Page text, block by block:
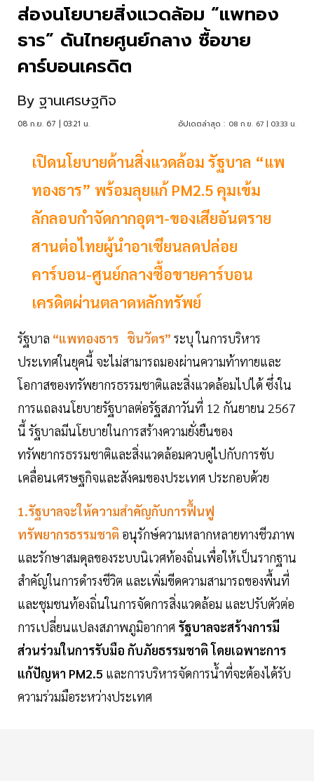
ส่องนโยบายสิ่งแวดล้อม “แพทอง
ธาร” ดันไทยศูนย์กลาง ซื้อขาย
คาร์บอนเครดิต
By ฐานเศรษฐกิจ
08 ก.ย. 67 | 03:21 น. อัปเดตล่าสุด : 08 ก.ย. 67 | 03:33 น.
เปิดนโยบายด้านสิ่งแวดล้อม รัฐบาล “แพ
ทองธาร” พร้อมลุยแก้ PM2.5 คุมเข้ม
ลักลอบกำจัดกากอุตฯ-ของเสียอันตราย
สานต่อไทยผู้นำอาเซียนลดปล่อย
คาร์บอน-ศูนย์กลางซื้อขายคาร์บอน
เครดิตผ่านตลาดหลักทรัพย์
รัฐบาล “แพทองธาร ชินวัตร” ระบุ ในการบริหาร
ประเทศในยุคนี้ จะไม่สามารถมองผ่านความท้าทายและ
โอกาสของทรัพยากรธรรมชาติและสิ่งแวดล้อมไปได้ ซึ่งใน
การแถลงนโยบายรัฐบาลต่อรัฐสภาวันที่ 12 กันยายน 2567
นี้ รัฐบาลมีนโยบายในการสร้างความยั่งยืนของ
ทรัพยากรธรรมชาติและสิ่งแวดล้อมควบคู่ไปกับการขับ
เคลื่อนเศรษฐกิจและสังคมของประเทศ ประกอบด้วย
1.รัฐบาลจะให้ความสำคัญกับการฟื้นฟู
ทรัพยากรธรรมชาติ อนุรักษ์ความหลากหลายทางชีวภาพ
และรักษาสมดุลของระบบนิเวศท้องถิ่นเพื่อให้เป็นรากฐาน
สำคัญในการดำรงชีวิต และเพิ่มขีดความสามารถของพื้นที่
และชุมชนท้องถิ่นในการจัดการสิ่งแวดล้อม และปรับตัวต่อ
การเปลี่ยนแปลงสภาพภูมิอากาศ รัฐบาลจะสร้างการมี
ส่วนร่วมในการรับมือ กับภัยธรรมชาติ โดยเฉพาะการ
แก้ปัญหา PM2.5 และการบริหารจัดการน้ำที่จะต้องได้รับ
ความร่วมมือระหว่างประเทศ